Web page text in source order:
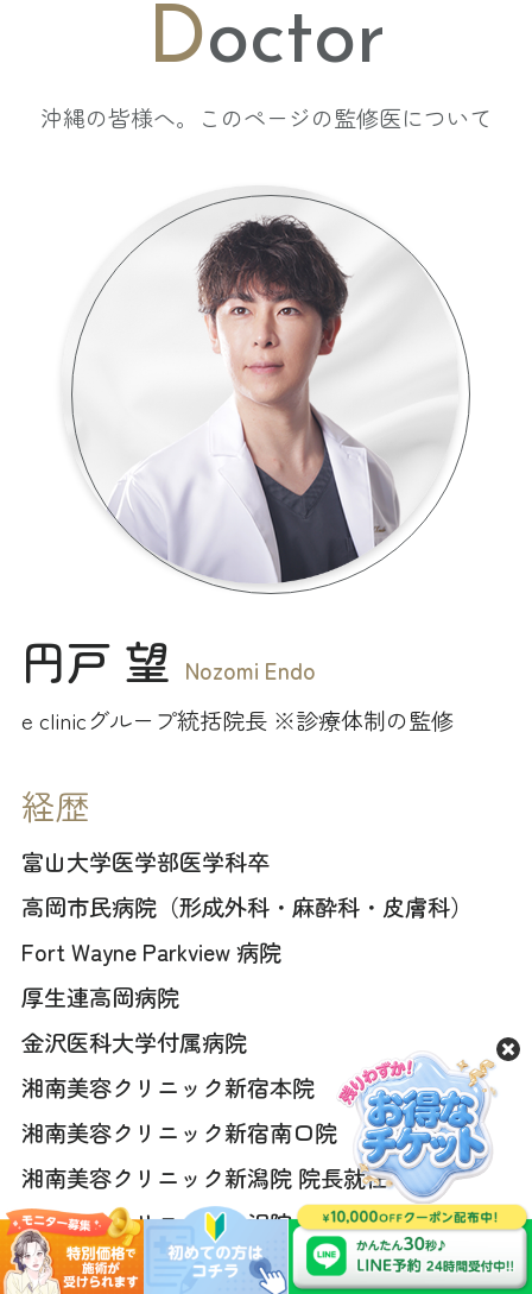
Doctor
沖縄の皆様へ。このページの監修医について
円戸 望 Nozomi Endo
e clinicグループ統括院長 ※診療体制の監修
経歴
富山大学医学部医学科卒
高岡市民病院（形成外科・麻酔科・皮膚科）
Fort Wayne Parkview 病院
厚生連高岡病院
金沢医科大学付属病院
湘南美容クリニック新宿本院
湘南美容クリニック新宿南口院
湘南美容クリニック新潟院 院長就任
湘南美容クリニック金沢院 院長就任
2020年eクリニック金沢院開院